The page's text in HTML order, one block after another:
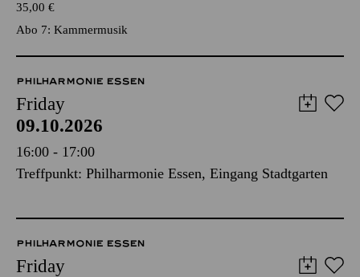
35,00 €
Abo 7: Kammermusik
PHILHARMONIE ESSEN
Friday
09.10.2026
16:00 - 17:00
Treffpunkt: Philharmonie Essen, Eingang Stadtgarten
PHILHARMONIE ESSEN
Friday